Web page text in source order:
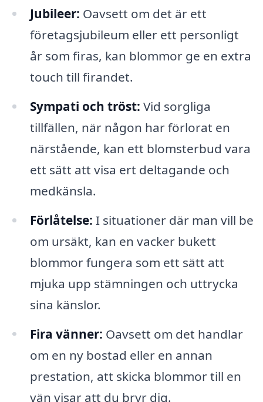
Jubileer: Oavsett om det är ett
företagsjubileum eller ett personligt
år som firas, kan blommor ge en extra
touch till firandet.
Sympati och tröst: Vid sorgliga
tillfällen, när någon har förlorat en
närstående, kan ett blomsterbud vara
ett sätt att visa ert deltagande och
medkänsla.
Förlåtelse: I situationer där man vill be
om ursäkt, kan en vacker bukett
blommor fungera som ett sätt att
mjuka upp stämningen och uttrycka
sina känslor.
Fira vänner: Oavsett om det handlar
om en ny bostad eller en annan
prestation, att skicka blommor till en
vän visar att du bryr dig.